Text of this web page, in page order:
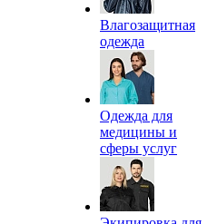
Влагозащитная
одежда
Одежда для
медицины и
сферы услуг